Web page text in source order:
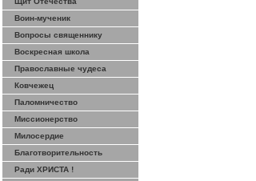
Воин-мученик
Вопросы священнику
Воскресная школа
Православные чудеса
Ковчежец
Паломничество
Миссионерство
Милосердие
Благотворительность
Ради ХРИСТА !